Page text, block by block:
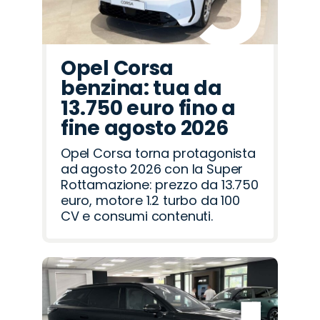
Opel Corsa
benzina: tua da
13.750 euro fino a
fine agosto 2026
Opel Corsa torna protagonista
ad agosto 2026 con la Super
Rottamazione: prezzo da 13.750
euro, motore 1.2 turbo da 100
CV e consumi contenuti.